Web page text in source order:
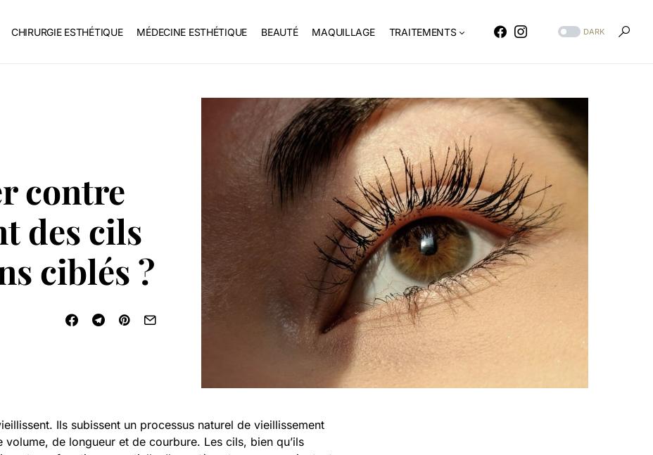
CHIRURGIE ESTHÉTIQUE MÉDECINE ESTHÉTIQUE BEAUTÉ MAQUILLAGE TRAITEMENTS DARK
contre
des cils
ciblés ?
Ils subissent un processus naturel de vieillissement
de longueur et de courbure. Les cils, bien qu’ils